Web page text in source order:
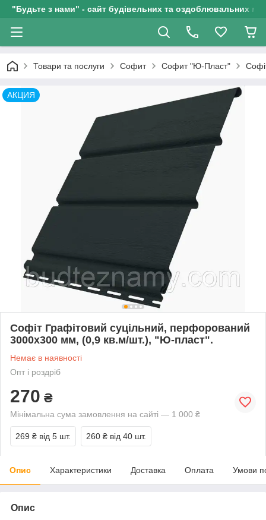
"Будьте з нами" - сайт будівельних та оздоблювальних
Товари та послуги Софит Софит "Ю-Пласт"
АКЦИЯ
Софіт Графітовий суцільний, перфорований
3000х300 мм, (0,9 кв.м/шт.), "Ю-пласт".
Немає в наявності
Опт і роздріб
270 ₴
Мінімальна сума замовлення на сайті — 1 000 ₴
269 ₴ від 5 шт. 260 ₴ від 40 шт.
Опис Характеристики Доставка Оплата Умови
Опис